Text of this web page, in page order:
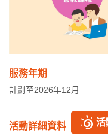
服務年期
計劃至2026年12月
活動詳細資料 活